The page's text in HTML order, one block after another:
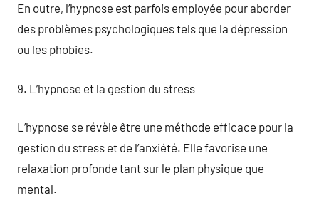
En outre, l’hypnose est parfois employée pour aborder
des problèmes psychologiques tels que la dépression
ou les phobies.
9. L’hypnose et la gestion du stress
L’hypnose se révèle être une méthode efficace pour la
gestion du stress et de l’anxiété. Elle favorise une
relaxation profonde tant sur le plan physique que
mental.